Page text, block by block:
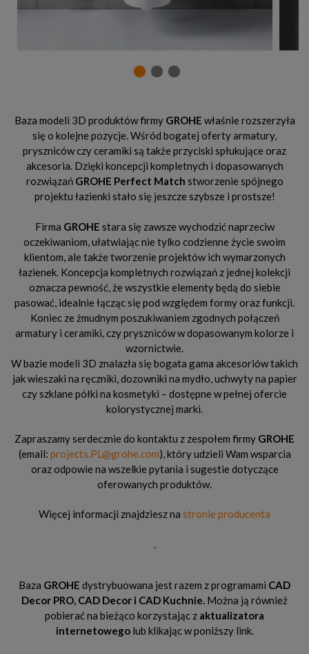
Baza modeli 3D produktów firmy GROHE właśnie rozszerzyła
się o kolejne pozycje. Wśród bogatej oferty armatury,
pryszniców czy ceramiki są także przyciski spłukujące oraz
akcesoria. Dzięki koncepcji kompletnych i dopasowanych
rozwiązań GROHE Perfect Match stworzenie spójnego
projektu łazienki stało się jeszcze szybsze i prostsze!
Firma GROHE stara się zawsze wychodzić naprzeciw
oczekiwaniom, ułatwiając nie tylko codzienne życie swoim
klientom, ale także tworzenie projektów ich wymarzonych
łazienek. Koncepcja kompletnych rozwiązań z jednej kolekcji
oznacza pewność, że wszystkie elementy będą do siebie
pasować, idealnie łącząc się pod względem formy oraz funkcji.
Koniec ze żmudnym poszukiwaniem zgodnych połączeń
armatury i ceramiki, czy pryszniców w dopasowanym kolorze i
wzornictwie.
W bazie modeli 3D znalazła się bogata gama akcesoriów takich
jak wieszaki na ręczniki, dozowniki na mydło, uchwyty na papier
czy szklane półki na kosmetyki – dostępne w pełnej ofercie
kolorystycznej marki.
Zapraszamy serdecznie do kontaktu z zespołem firmy GROHE
(email: projects.PL@grohe.com), który udzieli Wam wsparcia
oraz odpowie na wszelkie pytania i sugestie dotyczące
oferowanych produktów.
Więcej informacji znajdziesz na stronie producenta
Baza GROHE dystrybuowana jest razem z programami CAD
Decor PRO, CAD Decor i CAD Kuchnie. Można ją również
pobierać na bieżąco korzystając z aktualizatora
internetowegolub klikając w poniższy link.